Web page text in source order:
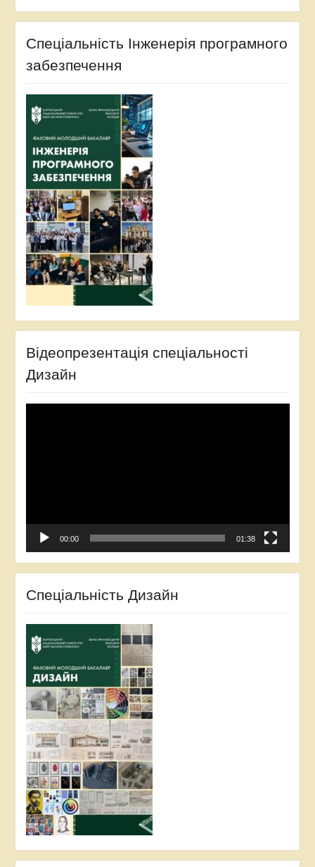
Спеціальність Інженерія програмного
забезпечення
Відеопрезентація спеціальності
Дизайн
00:00 01:38
Спеціальність Дизайн